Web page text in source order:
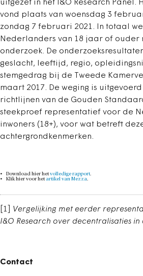
uitgezet in het I&O Research Panel.
vond plaats van woensdag 3
zondag 7 februari 2021. In totaal
Nederlanders van 18 jaar of ouder
onderzoek. De
geslacht, leeftijd, regio,
stemgedrag bij de Tweede
maart 2017. De weging is
richtlijnen van de Gouden
steekproef representatief voor de
inwoners (18+), voor wat betreft
achtergrondkenmerken.
Download hier hetvolledige rapport.
Klik hier voor het artikel van Mezza.
[1] Vergelijking met eerder
I&O Research over decentralisaties in
Contact